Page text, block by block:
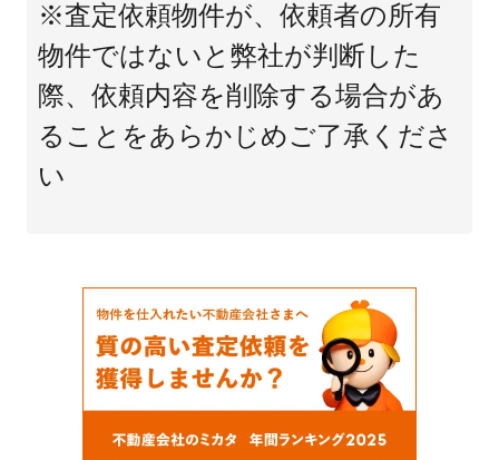
※査定依頼物件が、依頼者の所有
物件ではないと弊社が判断した
際、依頼内容を削除する場合があ
ることをあらかじめご了承くださ
い